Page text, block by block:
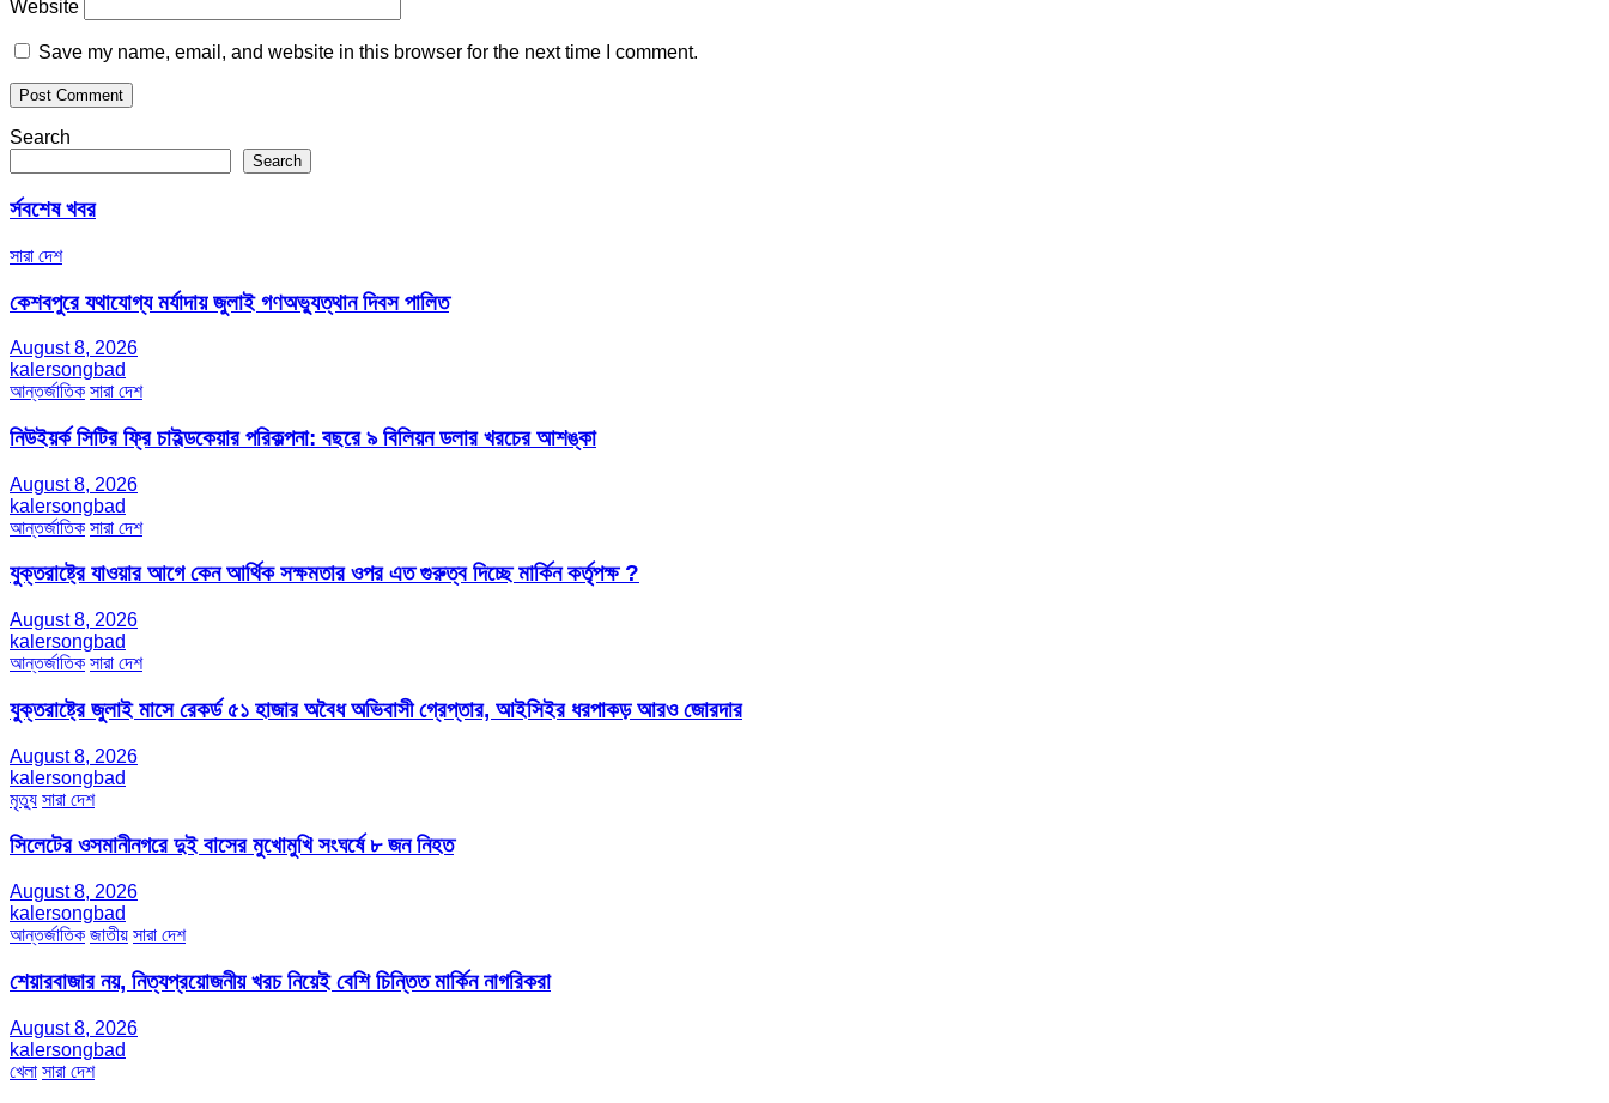
Website
Save my name, email, and website in this browser for the next time I comment.
Search
Search
র্সবশেষ খবর
সারা দেশ
কেশবপুরে যথাযোগ্য মর্যাদায় জুলাই গণঅভ্যুত্থান দিবস পালিত
August 8, 2026
kalersongbad
আন্তর্জাতিক সারা দেশ
নিউইয়র্ক সিটির ফ্রি চাইল্ডকেয়ার পরিকল্পনা: বছরে ৯ বিলিয়ন ডলার খরচের আশঙ্কা
August 8, 2026
kalersongbad
আন্তর্জাতিক সারা দেশ
যুক্তরাষ্ট্রে যাওয়ার আগে কেন আর্থিক সক্ষমতার ওপর এত গুরুত্ব দিচ্ছে মার্কিন কর্তৃপক্ষ ?
August 8, 2026
kalersongbad
আন্তর্জাতিক সারা দেশ
যুক্তরাষ্ট্রে জুলাই মাসে রেকর্ড ৫১ হাজার অবৈধ অভিবাসী গ্রেপ্তার, আইসিইর ধরপাকড় আরও জোরদার
August 8, 2026
kalersongbad
মৃত্যু সারা দেশ
সিলেটের ওসমানীনগরে দুই বাসের মুখোমুখি সংঘর্ষে ৮ জন নিহত
August 8, 2026
kalersongbad
আন্তর্জাতিক জাতীয় সারা দেশ
শেয়ারবাজার নয়, নিত্যপ্রয়োজনীয় খরচ নিয়েই বেশি চিন্তিত মার্কিন নাগরিকরা
August 8, 2026
kalersongbad
খেলা সারা দেশ